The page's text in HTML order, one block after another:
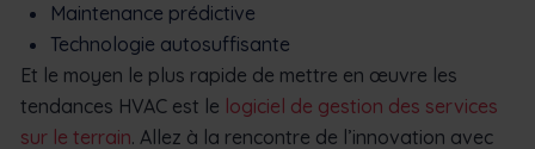
Maintenance prédictive
Technologie autosuffisante
Et le moyen le plus rapide de mettre en œuvre les
tendances HVAC est le logiciel de gestion des services
sur le terrain. Allez à la rencontre de l’innovation avec